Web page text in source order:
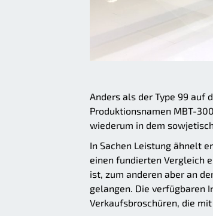
Anders als der Type 99 auf
Produktionsnamen MBT-
wiederum in dem
In Sachen Leistung ähnelt
einen fundierten Vergleich
ist, zum anderen aber an
gelangen. Die verfügbaren
Verkaufsbroschüren, die